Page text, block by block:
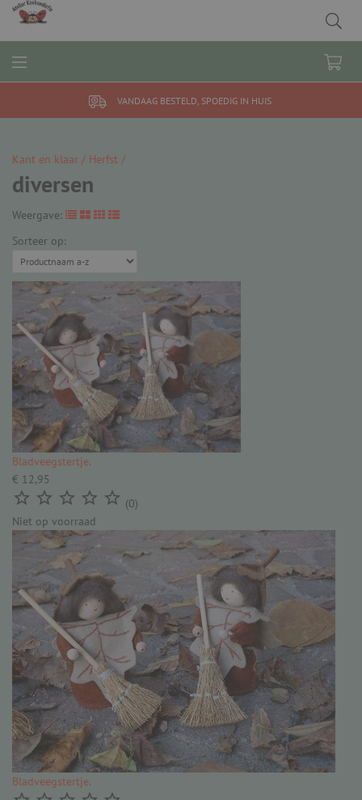
VANDAAG BESTELD, SPOEDIG IN HUIS
Kant en klaar / Herfst /
diversen
Weergave:
Sorteer op:
Bladveegstertje.
€ 12,95
     (0)
Niet op voorraad
Bladveegstertje.